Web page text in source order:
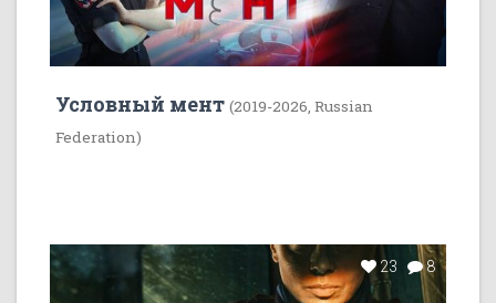
Условный мент (2019-2026, Russian
Federation)
23 8